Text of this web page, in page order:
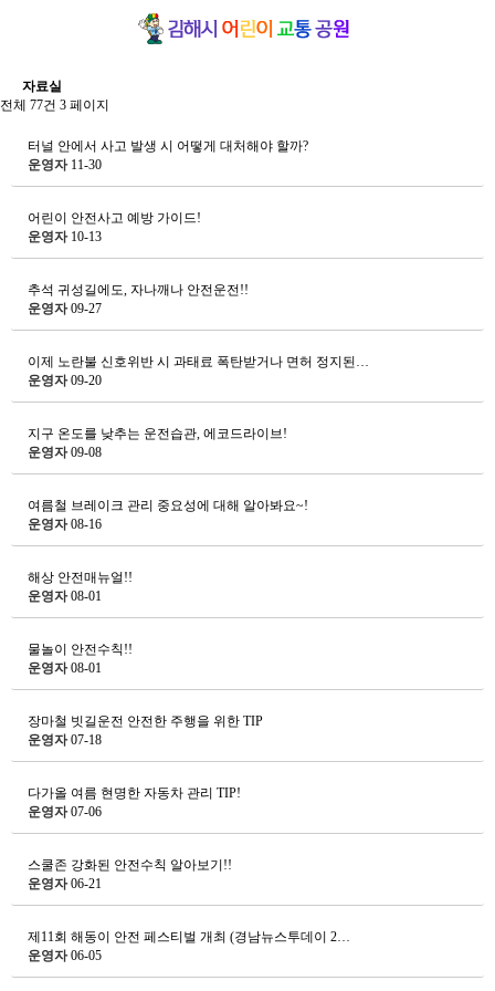
자료실
전체 77건 3 페이지
터널 안에서 사고 발생 시 어떻게 대처해야 할까?
운영자 11-30
어린이 안전사고 예방 가이드!
운영자 10-13
추석 귀성길에도, 자나깨나 안전운전!!
운영자 09-27
이제 노란불 신호위반 시 과태료 폭탄받거나 면허 정지된…
운영자 09-20
지구 온도를 낮추는 운전습관, 에코드라이브!
운영자 09-08
여름철 브레이크 관리 중요성에 대해 알아봐요~!
운영자 08-16
해상 안전매뉴얼!!
운영자 08-01
물놀이 안전수칙!!
운영자 08-01
장마철 빗길운전 안전한 주행을 위한 TIP
운영자 07-18
다가올 여름 현명한 자동차 관리 TIP!
운영자 07-06
스쿨존 강화된 안전수칙 알아보기!!
운영자 06-21
제11회 해동이 안전 페스티벌 개최 (경남뉴스투데이 2…
운영자 06-05